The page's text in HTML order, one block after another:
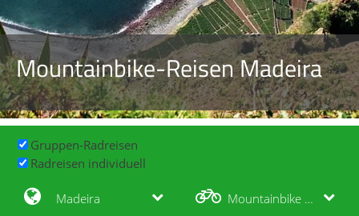
Mountainbike-Reisen Madeira
Gruppen-Radreisen
Radreisen individuell
Madeira Mountainbike Reisen